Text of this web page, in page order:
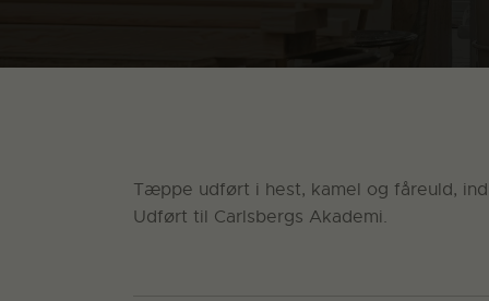
Tæppe udført i hest, kamel og fåreuld,
Udført til Carlsbergs Akademi.